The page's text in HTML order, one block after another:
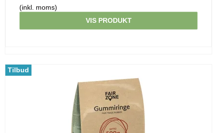
(inkl. moms)
VIS PRODUKT
Tilbud